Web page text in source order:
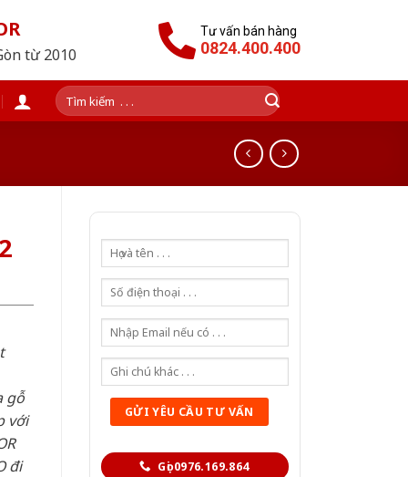
từ 2010
Tư vấn bán hàng
0824.400.400
Tìm
kiếm:
Gọi 0976.169.864
gỗ
với
đi